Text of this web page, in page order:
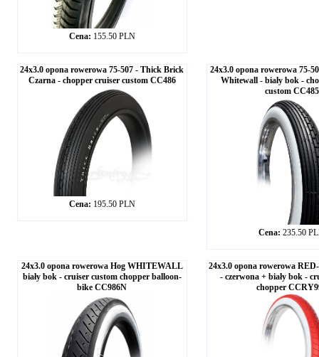
Cena: 155.50 PLN
24x3.0 opona rowerowa 75-507 - Thick Brick
Czarna - chopper cruiser custom CC486
Cena: 195.50 PLN
24x3.0 opona rowerowa 75-
Whitewall - biały bok -
custom CC485
Cena: 235.50
24x3.0 opona rowerowa Hog WHITEWALL
biały bok - cruiser custom chopper balloon-
bike CC986N
24x3.0 opona rowerowa
- czerwona + biały bok -
chopper